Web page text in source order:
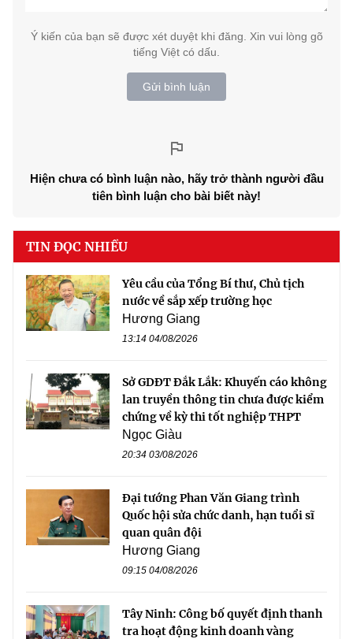
Ý kiến của bạn sẽ được xét duyệt khi đăng. Xin vui lòng gõ
tiếng Việt có dấu.
Gửi bình luận
Hiện chưa có bình luận nào, hãy trở thành người đầu
tiên bình luận cho bài biết này!
TIN ĐỌC NHIỀU
Yêu cầu của Tổng Bí thư, Chủ tịch
nước về sắp xếp trường học
Hương Giang
13:14 04/08/2026
Sở GDĐT Đắk Lắk: Khuyến cáo không
lan truyền thông tin chưa được kiểm
chứng về kỳ thi tốt nghiệp THPT
Ngọc Giàu
20:34 03/08/2026
Đại tướng Phan Văn Giang trình
Quốc hội sửa chức danh, hạn tuổi sĩ
quan quân đội
Hương Giang
09:15 04/08/2026
Tây Ninh: Công bố quyết định thanh
tra hoạt động kinh doanh vàng